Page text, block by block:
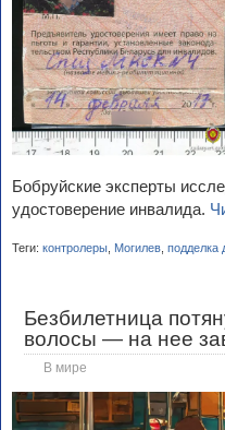
Бобруйские эксперты
удостоверение инвалида.
Теги: контролеры Могилев подделка
Безбилетница
волосы — на нее
В мире